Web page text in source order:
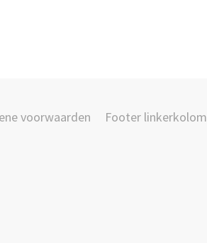
voorwaarden Footer linkerkolom